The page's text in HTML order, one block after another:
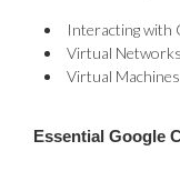
Interacting with
Virtual Networks
Virtual Machines
Essential Google